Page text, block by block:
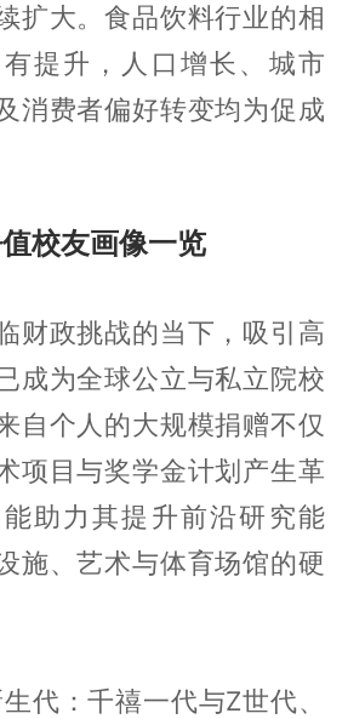
扩大。食品饮料行业的相
提升，人口增长、城市
消费者偏好转变均为促成
校友画像一览
财政挑战的当下，吸引高
成为全球公立与私立院校
自个人的大规模捐赠不仅
项目与奖学金计划产生革
助力其提升前沿研究能
施、艺术与体育场馆的硬
代：千禧一代与Z世代、